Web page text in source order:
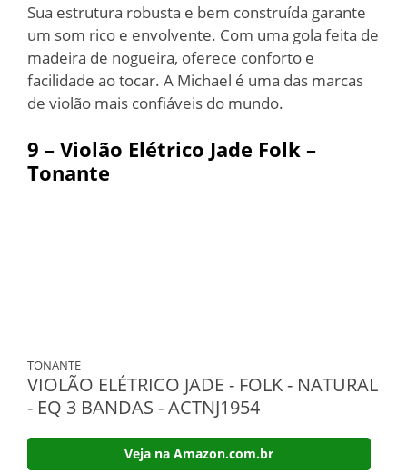
Sua estrutura robusta e bem construída garante
um som rico e envolvente. Com uma gola feita de
madeira de nogueira, oferece conforto e
facilidade ao tocar. A Michael é uma das marcas
de violão mais confiáveis do mundo.
9 – Violão Elétrico Jade Folk –
Tonante
TONANTE
VIOLÃO ELÉTRICO JADE - FOLK - NATURAL
- EQ 3 BANDAS - ACTNJ1954
Veja na Amazon.com.br